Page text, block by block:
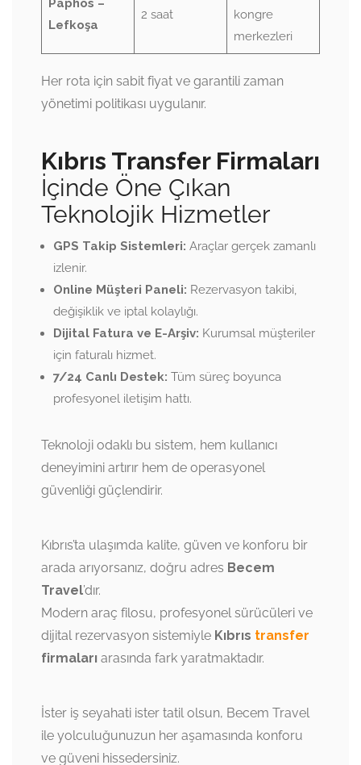
Paphos –
Lefkoşa
2 saat
kongre
merkezleri
Her rota için sabit fiyat ve garantili zaman
yönetimi politikası uygulanır.
Kıbrıs Transfer Firmaları
İçinde Öne Çıkan
Teknolojik Hizmetler
GPS Takip Sistemleri: Araçlar gerçek zamanlı
izlenir.
Online Müşteri Paneli: Rezervasyon takibi,
değişiklik ve iptal kolaylığı.
Dijital Fatura ve E-Arşiv: Kurumsal müşteriler
için faturalı hizmet.
7/24 Canlı Destek: Tüm süreç boyunca
profesyonel iletişim hattı.
Teknoloji odaklı bu sistem, hem kullanıcı
deneyimini artırır hem de operasyonel
güvenliği güçlendirir.
Kıbrıs’ta ulaşımda kalite, güven ve konforu bir
arada arıyorsanız, doğru adres Becem
Travel’dır.
Modern araç filosu, profesyonel sürücüleri ve
dijital rezervasyon sistemiyle Kıbrıs transfer
firmaları arasında fark yaratmaktadır.
İster iş seyahati ister tatil olsun, Becem Travel
ile yolculuğunuzun her aşamasında konforu
ve güveni hissedersiniz.